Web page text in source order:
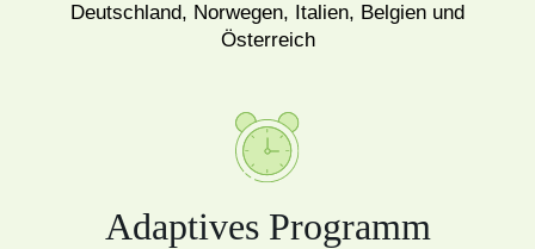
Deutschland, Norwegen, Italien, Belgien und
Österreich
Adaptives Programm